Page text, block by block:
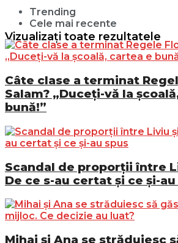
Vizualizați toate rezultatele
Trending
Cele mai recente
Câte clase a terminat
Salam? „Duceți-vă la
bună!”
Scandal de proporții între
De ce s-au certat și ce și-
Mihai și Ana se străduiesc